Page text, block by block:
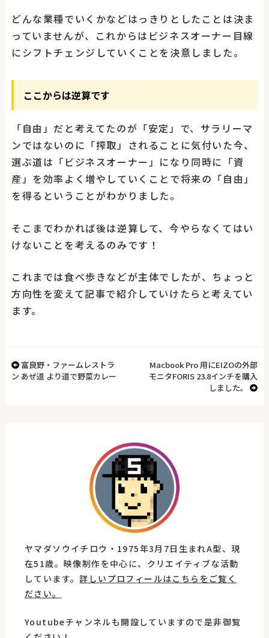
どんな業種でいくかなどはっきりとしたことは決ま
っていませんが、これからはビジネスオーナー目線
にシフトチェンジしていくことを決意しました。
ここからは逆算です
「自由」だと考えてたのが「安定」で、サラリーマ
ンではないのに「搾取」されることに気付いた今、
選ぶ道は「ビジネスオーナー」になり同時に「資
産」を効率よく増やしていくことで将来の「自由」
を得るということがわかりました。
そこまでわかれば後は逆算して、今やらなくてはい
けないことを考えるのみです！
これまでは食べ歩きなどが主体でしたが、ちょっと
方向性を変えて記事で紹介していけたらと考えてい
ます。
富良野・ファームレストラ
ン あぜ道 より道で野菜カレー
Macbook Pro 用にEIZOの外部
モニタFORIS 23.8インチを購入
しました。
ヤマダソウイチロウ・1975年3月7日生まれA型、現
在51歳。映像制作を中心に、クリエイティブな活動
しています。詳しいプロフィールはこちらをご覧く
ださい。
Youtubeチャンネルも開設していますので是非御覧